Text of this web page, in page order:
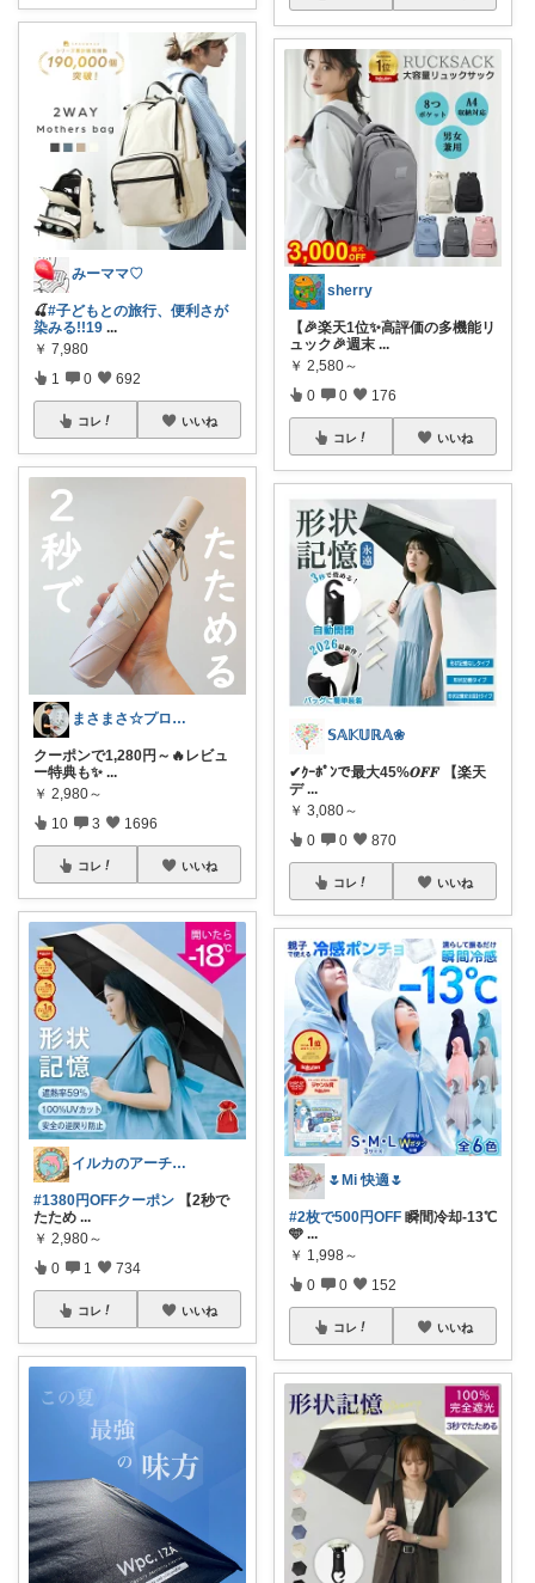
みーママ♡
🍒#子どもとの旅行、便利さが
染みる!!19 ...
￥ 7,980
1 0 692
コレ いいね
まさまさ☆プロフも見てね✨
クーポンで1,280円～🔥レビュ
ー特典も✨ ...
￥ 2,980～
10 3 1696
コレ いいね
イルカのアーチ🐬🌈朝コレ
#1380円OFFクーポン 【2秒で
たため ...
￥ 2,980～
0 1 734
コレ いいね
sherry
【🎉楽天1位✨高評価の多機能リ
ュック🎉週末 ...
￥ 2,580～
0 0 176
コレ いいね
𝕊𝔸𝕂𝕌ℝ𝔸❀
✔︎ｸｰﾎﾟﾝで最大45%𝑶𝑭𝑭 【楽天
デ ...
￥ 3,080～
0 0 870
コレ いいね
🌷Mi 快適🌷
#2枚で500円OFF 瞬間冷却-13℃
🩵 ...
￥ 1,998～
0 0 152
コレ いいね